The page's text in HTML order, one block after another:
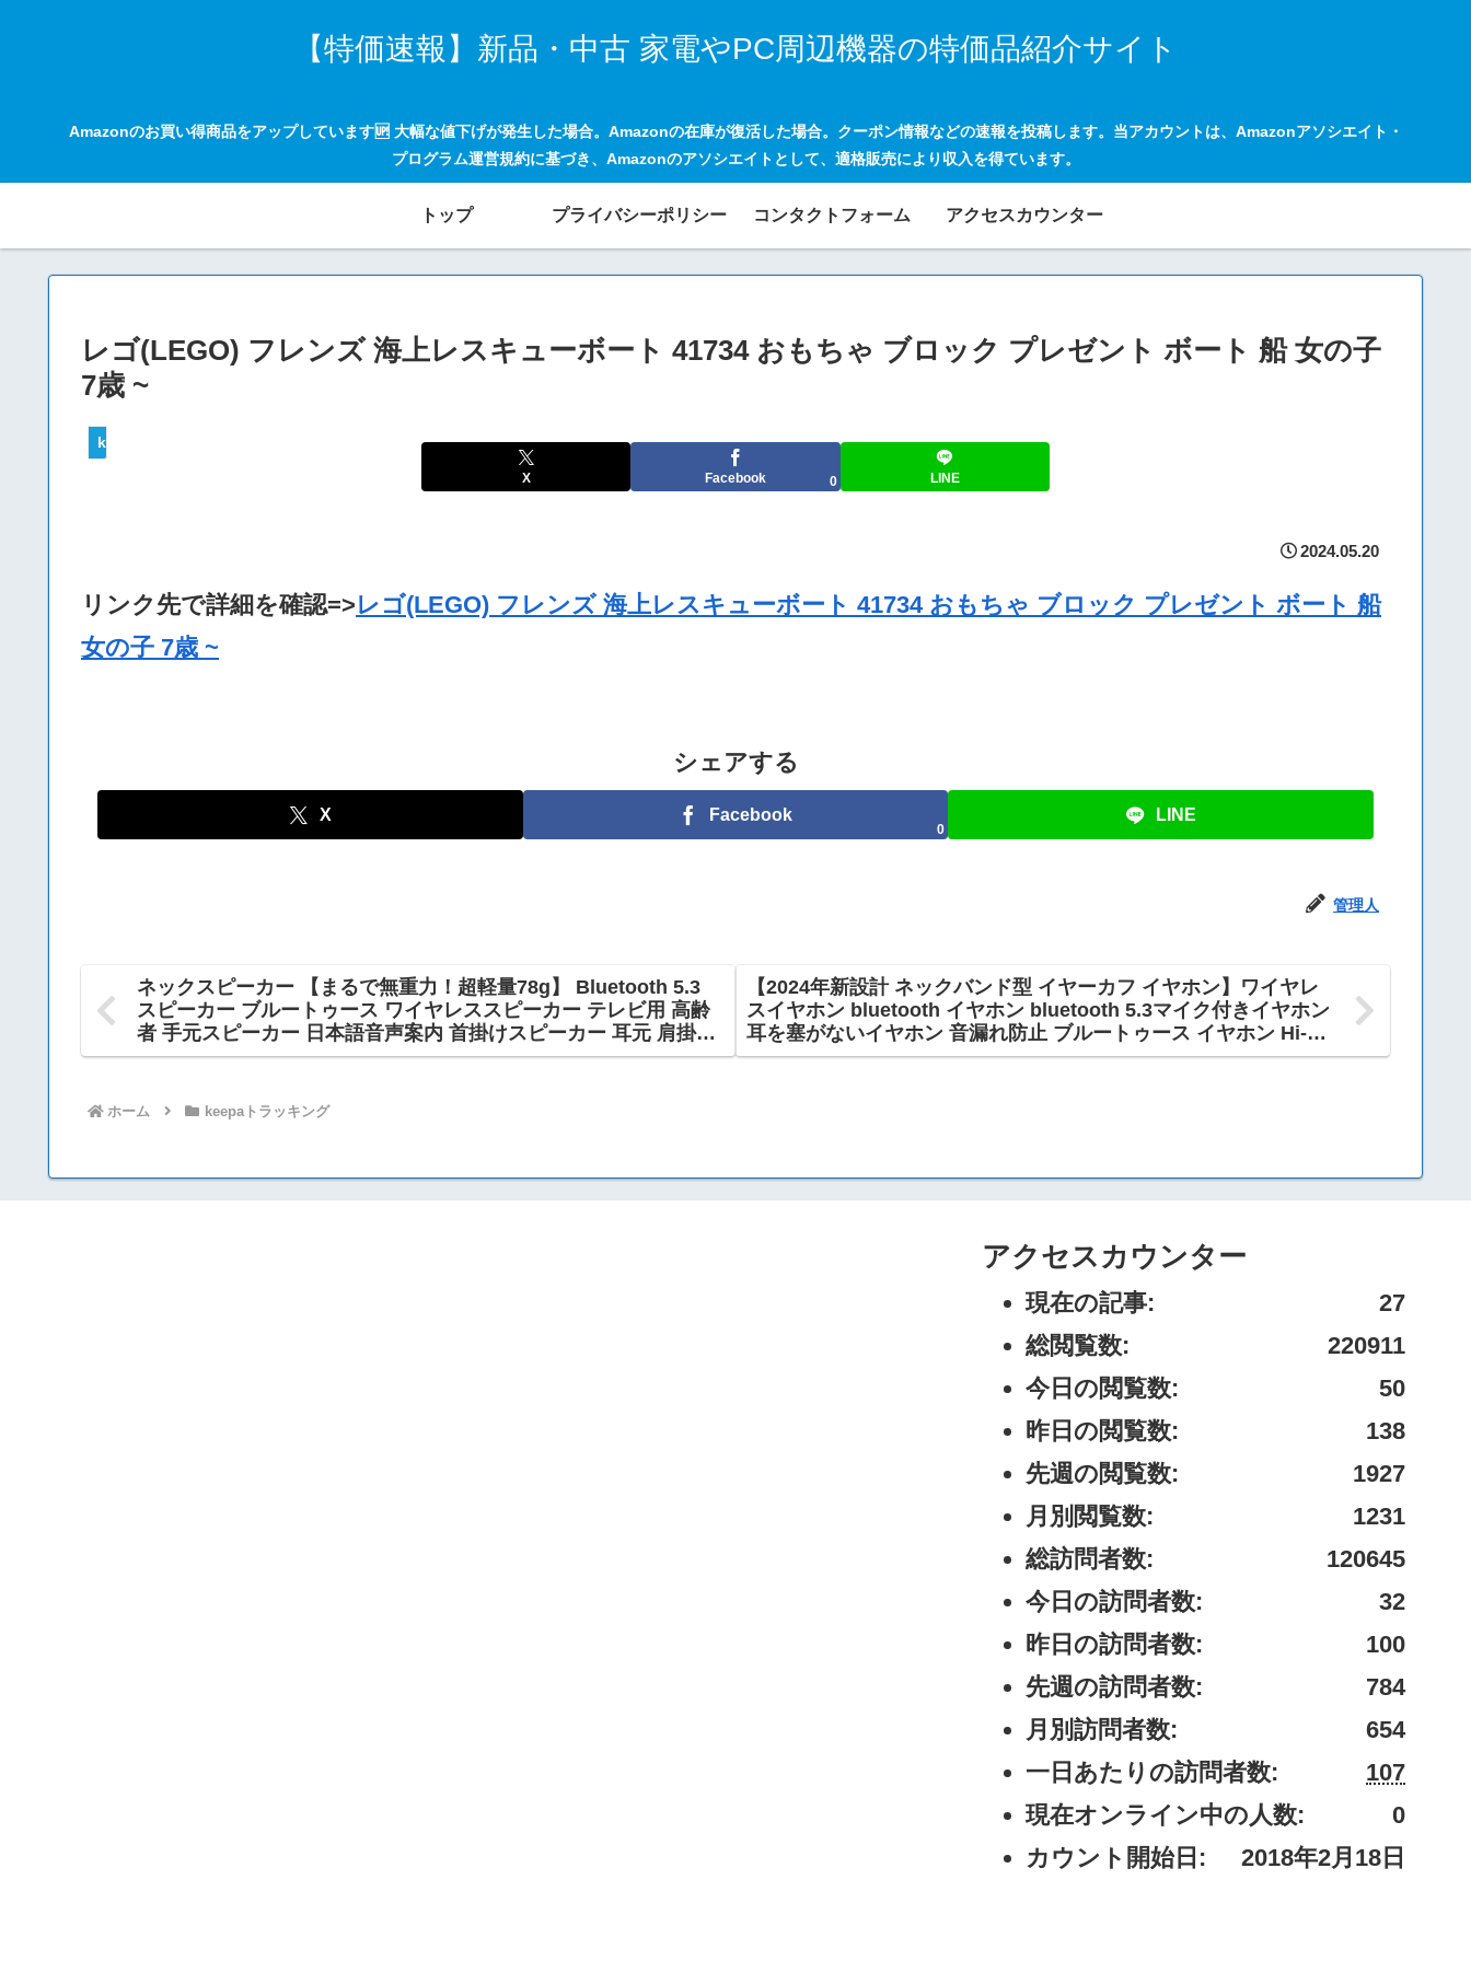
【特価速報】新品・中古 家電やPC周辺機器の特価品紹介サイト
Amazonのお買い得商品をアップしています🆙 大幅な値下げが発生した場合。Amazonの在庫が復活した場合。クーポン情報などの速報を投稿します。当アカウントは、Amazonアソシエイト・
プログラム運営規約に基づき、Amazonのアソシエイトとして、適格販売により収入を得ています。
トップ プライバシーポリシー コンタクトフォーム アクセスカウンター
レゴ(LEGO) フレンズ 海上レスキューボート 41734 おもちゃ ブロック プレゼント ボート 船 女の子
7歳 ~
keepaトラッキング
X Facebook 0 LINE
2024.05.20
リンク先で詳細を確認=>レゴ(LEGO) フレンズ 海上レスキューボート 41734 おもちゃ ブロック プレゼント ボート 船
女の子 7歳 ~
シェアする
X Facebook
0
LINE
管理人
ネックスピーカー 【まるで無重力！超軽量78g】 Bluetooth 5.3
スピーカー ブルートゥース ワイヤレススピーカー テレビ用 高齢
者 手元スピーカー 日本語音声案内 首掛けスピーカー 耳元 肩掛け
ウェアラブルスピーカー マイク付き 2台同時接続 ハンズフリー通
【2024年新設計 ネックバンド型 イヤーカフ イヤホン】ワイヤレ
スイヤホン bluetooth イヤホン bluetooth 5.3マイク付きイヤホン
耳を塞がないイヤホン 音漏れ防止 ブルートゥース イヤホン Hi-Fi
音質 ながら聴きイヤホン 究極のフィット感 オープンイヤー イヤ
ホーム keepaトラッキング
アクセスカウンター
27
現在の記事:
220911
総閲覧数:
50
今日の閲覧数:
138
昨日の閲覧数:
1927
先週の閲覧数:
1231
月別閲覧数:
120645
総訪問者数:
32
今日の訪問者数:
100
昨日の訪問者数:
784
先週の訪問者数:
654
月別訪問者数:
107
一日あたりの訪問者数:
0
現在オンライン中の人数:
2018年2月18日
カウント開始日: